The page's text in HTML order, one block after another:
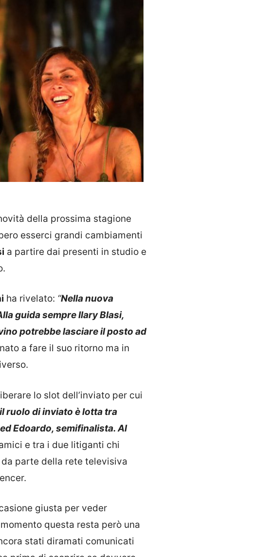
della prossima stagione
esserci grandi cambiamenti
a partire dai presenti in studio e
ha rivelato: “Nella nuova
guida sempre Ilary Blasi,
potrebbe lasciare il posto ad
a fare il suo ritorno ma in
lo slot dell’inviato per cui
ruolo di inviato è lotta tra
Edoardo, semifinalista. Al
e tra i due litiganti chi
parte della rete televisiva
giusta per veder
questa resta però una
stati diramati comunicati